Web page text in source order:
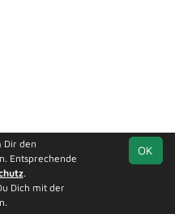
OK
Dir den
Entsprechende
.
Dich mit der